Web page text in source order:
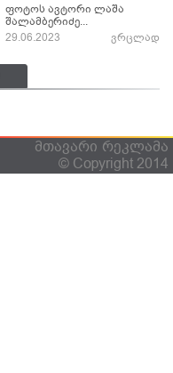
ფოტოს ავტორი ლაშა
შალამბერიძე...
29.06.2023
ვრცლად
მთავარი რეკლამა
© Copyright 2014